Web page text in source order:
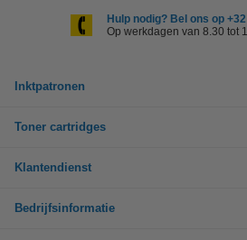
Hulp nodig? Bel ons op
Op werkdagen van 8.30 tot
Inktpatronen
Toner cartridges
Klantendienst
Bedrijfsinformatie